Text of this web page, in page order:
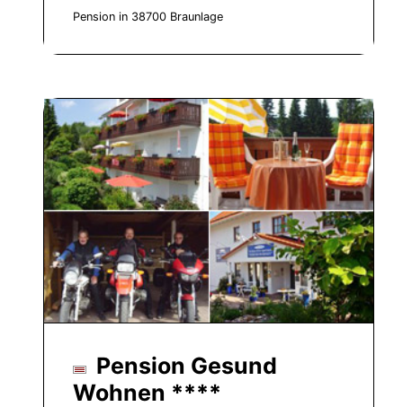
Pension in 38700 Braunlage
Pension Gesund
Wohnen ****